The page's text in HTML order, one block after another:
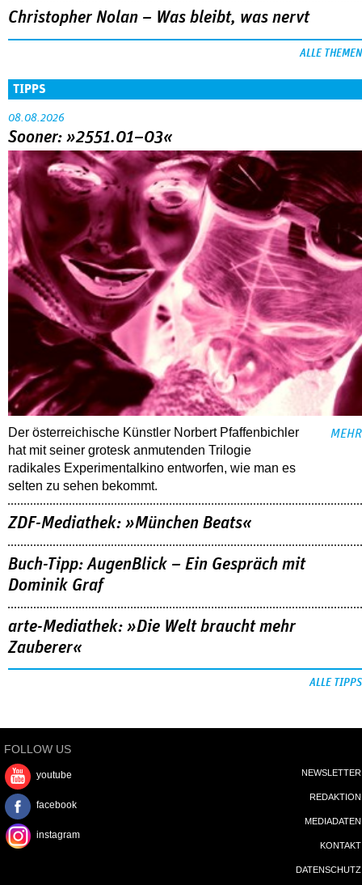
Christopher Nolan – Was bleibt, was nervt
ALLE THEMEN
TIPPS
08.08.2026
Sooner: »2551.01–03«
Der österreichische Künstler Norbert Pfaffenbichler
hat mit seiner grotesk anmutenden Trilogie
radikales Experimentalkino entworfen, wie man es
selten zu sehen bekommt.
MEHR
ZDF-Mediathek: »München Beats«
Buch-Tipp: AugenBlick – Ein Gespräch mit
Dominik Graf
arte-Mediathek: »Die Welt braucht mehr
Zauberer«
ALLE TIPPS
FOLLOW US
youtube
facebook
instagram
NEWSLETTER
REDAKTION
MEDIADATEN
KONTAKT
DATENSCHUTZ